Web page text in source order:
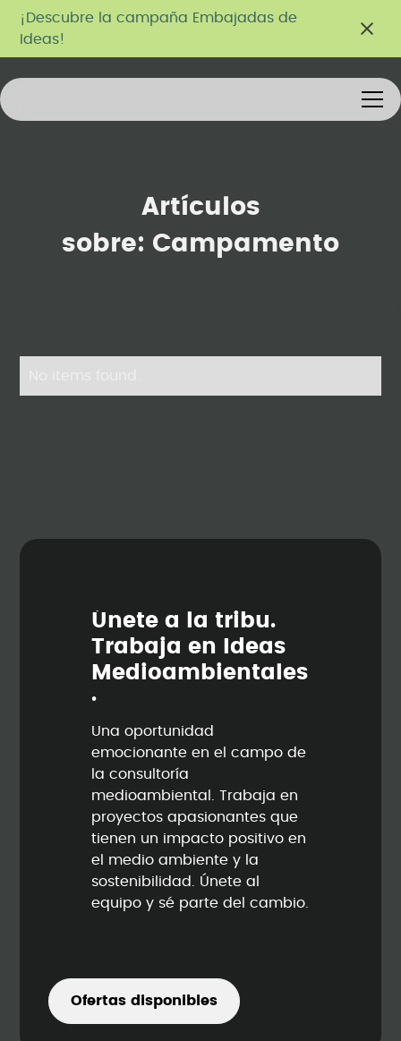
¡Descubre la campaña Embajadas de
Ideas!
Artículos
sobre: Campamento
Únete a la tribu.
Trabaja en Ideas
Medioambienta les
.
Una oportunidad
emocionante en el campo de
la consultoría
medioambiental. Trabaja en
proyectos apasionantes que
tienen un impacto positivo en
el medio ambiente y la
sostenibilidad. Únete al
equipo y sé parte del cambio.
Ofertas disponibles